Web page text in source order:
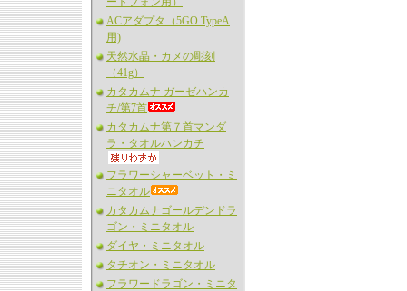
ACアダプタ（5GO TypeA
用)
天然水晶・カメの彫刻
（41g）
カタカムナ ガーゼハンカ
チ/第7首
カタカムナ第７首マンダ
ラ・タオルハンカチ
フラワーシャーベット・ミ
ニタオル
カタカムナゴールデンドラ
ゴン・ミニタオル
ダイヤ・ミニタオル
タチオン・ミニタオル
フラワードラゴン・ミニタ